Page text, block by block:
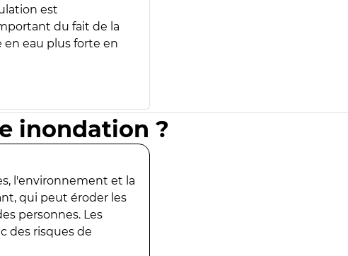
est
du fait de la
eau plus forte en
inondation ?
l'environnement et la
qui peut éroder les
personnes. Les
des risques de